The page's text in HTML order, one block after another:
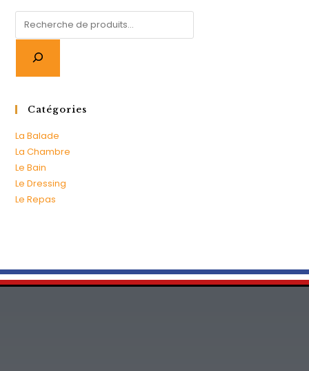
Catégories
La Balade
La Chambre
Le Bain
Le Dressing
Le Repas